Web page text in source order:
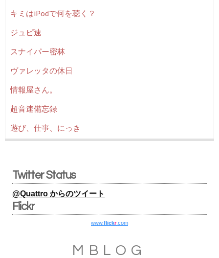
キミはiPodで何を聴く？
ジュピ速
スナイパー密林
ヴァレッタの休日
情報屋さん。
超音速備忘録
遊び、仕事、にっき
Twitter Status
@Quattro からのツイート
Flickr
www.flickr.com
MBLOG